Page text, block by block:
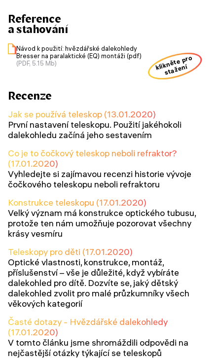
Reference
a stahování
Návod k použití: hvězdářské dalekohledy
Bresser na paralaktické (EQ) montáži (pdf)
(PDF, 5.15 Mb)
klikněte pro
stažení
Recenze
Jak se používá teleskop (13.01.2020)
První nastavení teleskopu. Použití jakéhokoli
dalekohledu začíná jeho sestavením
Co je to čočkový teleskop neboli refraktor?
(17.01.2020)
Vyhledejte si zajímavou recenzi historie vývoje
čočkového teleskopu neboli refraktoru
Konstrukce teleskopu (17.01.2020)
Velký význam má konstrukce optického tubusu,
protože ten nám umožňuje pozorovat všechny
krásy vesmíru
Teleskopy pro děti (17.01.2020)
Optické vlastnosti, konstrukce, montáž,
příslušenství – vše je důležité, když vybíráte
dalekohled pro dítě. Dozvíte se, jaký dětský
dalekohled zvolit pro malé průzkumníky všech
věkových kategorií
Časté dotazy - Hvězdářské dalekohledy
(17.01.2020)
V tomto článku jsme shromáždili odpovědi na
nejčastější otázky týkající se teleskopů